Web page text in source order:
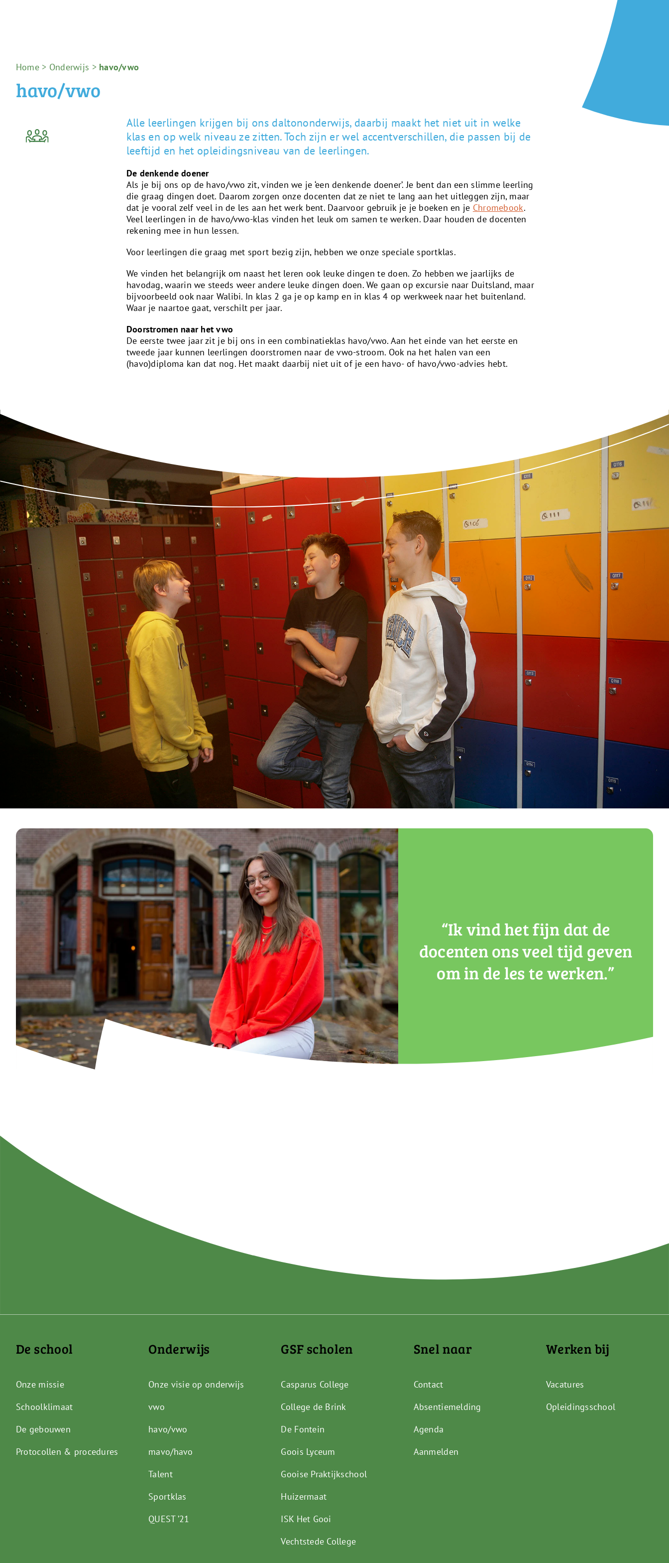
Home > Onderwijs > havo/vwo
havo/vwo
Alle leerlingen krijgen bij ons daltononderwijs, daarbij maakt het niet uit in welke
klas en op welk niveau ze zitten. Toch zijn er wel accentverschillen, die passen bij de
leeftijd en het opleidingsniveau van de leerlingen.
De denkende doener
Als je bij ons op de havo/vwo zit, vinden we je ‘een denkende doener’. Je bent dan een slimme leerling
die graag dingen doet. Daarom zorgen onze docenten dat ze niet te lang aan het uitleggen zijn, maar
dat je vooral zelf veel in de les aan het werk bent. Daarvoor gebruik je je boeken en je Chromebook.
Veel leerlingen in de havo/vwo-klas vinden het leuk om samen te werken. Daar houden de docenten
rekening mee in hun lessen.
Voor leerlingen die graag met sport bezig zijn, hebben we onze speciale sportklas.
We vinden het belangrijk om naast het leren ook leuke dingen te doen. Zo hebben we jaarlijks de
havodag, waarin we steeds weer andere leuke dingen doen. We gaan op excursie naar Duitsland, maar
bijvoorbeeld ook naar Walibi. In klas 2 ga je op kamp en in klas 4 op werkweek naar het buitenland.
Waar je naartoe gaat, verschilt per jaar.
Doorstromen naar het vwo
De eerste twee jaar zit je bij ons in een combinatieklas havo/vwo. Aan het einde van het eerste en
tweede jaar kunnen leerlingen doorstromen naar de vwo-stroom. Ook na het halen van een
(havo)diploma kan dat nog. Het maakt daarbij niet uit of je een havo- of havo/vwo-advies hebt.
“Ik vind het fijn dat de
docenten ons veel tijd geven
om in de les te werken.”
De school
Onze missie
Schoolklimaat
De gebouwen
Protocollen & procedures
Onderwijs
Onze visie op onderwijs
vwo
havo/vwo
mavo/havo
Talent
Sportklas
QUEST ’21
GSF scholen
Casparus College
College de Brink
De Fontein
Goois Lyceum
Gooise Praktijkschool
Huizermaat
ISK Het Gooi
Vechtstede College
Snel naar
Contact
Absentiemelding
Agenda
Aanmelden
Werken bij
Vacatures
Opleidingsschool